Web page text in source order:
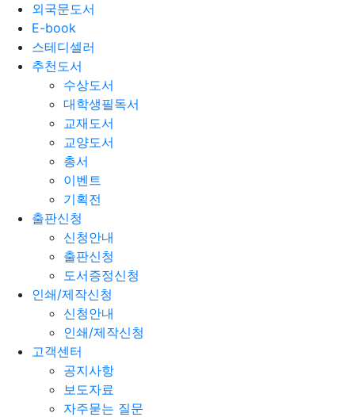
외국문도서
E-book
스테디셀러
추천도서
수상도서
대학생필독서
교재도서
교양도서
총서
이벤트
기획전
출판신청
신청안내
출판신청
도서증정신청
인쇄/제작신청
신청안내
인쇄/제작신청
고객센터
공지사항
보도자료
자주묻는 질문